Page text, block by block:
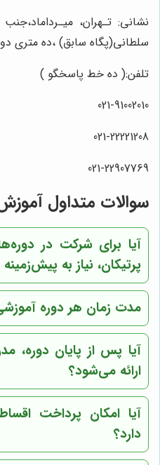
نشانی: تـهران،
سلطانی(پگاه سابق) ،ده متری دوم،پلاک
تلفن:( ده خط پاسخگو )
021-91002010
021-22221208
021-22907769
سوالات متداول
آیا برای شرکت در
پرتیکان، نیاز به
مدت زمان هر دوره
آیا پس از پایان دوره،
ارائه می‌شود؟
آیا امکان پرداخت
دارد؟